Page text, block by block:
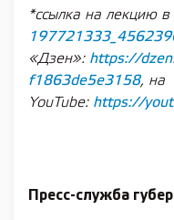
*ссылка на лекцию в
«Дзен»: https://
f1863de5e3158, на
YouTube: https://
Пресс-служба